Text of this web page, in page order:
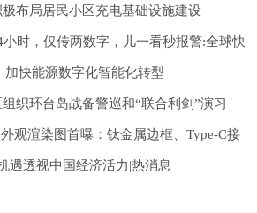
布局居民小区充电基础设施建设
时，仅传两数字，儿一看秒报警:全球快
加快能源数字化智能化转型
织环台岛战备警巡和“联合利剑”演习
观渲染图首曝：钛金属边框、Type-C接
遇透视中国经济活力|热消息